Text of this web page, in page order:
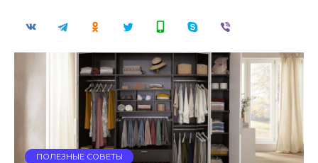
ПОЛЕЗНЫЕ СОВЕТЫ